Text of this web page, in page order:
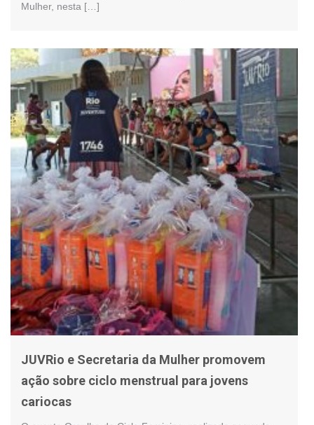
Mulher, nesta […]
JUVRio e Secretaria da Mulher promovem
ação sobre ciclo menstrual para jovens
cariocas